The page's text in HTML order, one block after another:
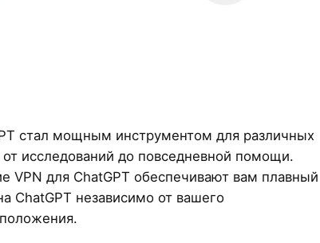
стал мощным инструментом для различных
от исследований до повседневной помощи.
VPN для ChatGPT обеспечивают вам плавный
ChatGPT независимо от вашего